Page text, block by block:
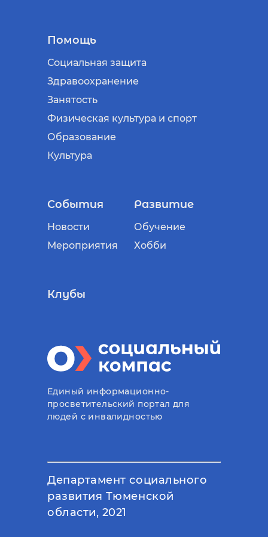
Помощь
Социальная защита
Здравоохранение
Занятость
Физическая культура и спорт
Образование
Культура
События
Новости
Мероприятия
Развитие
Обучение
Хобби
Клубы
Единый информационно-
просветительский портал для
людей с инвалидностью
Департамент социального
развития Тюменской
области, 2021